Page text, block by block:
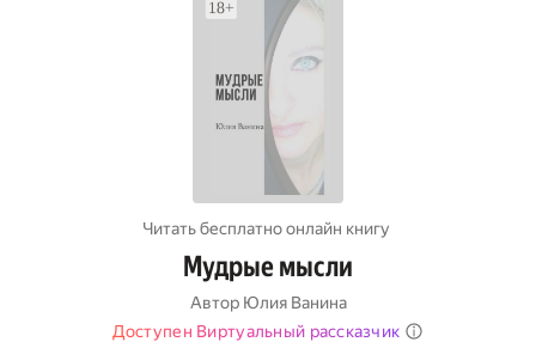
Читать бесплатно онлайн книгу
Мудрые мысли
Автор Юлия Ванина
Доступен Виртуальный рассказчик